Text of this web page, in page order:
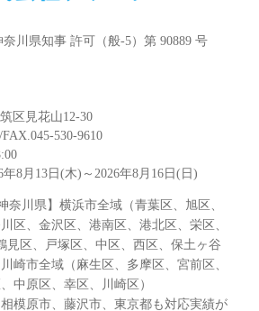
川県知事 許可（般-5）第 90889 号
区見花山12-30
530-9610
8月13日(木)～2026年8月16日(日)
奈川県】横浜市全域（青葉区、旭区、
区、金沢区、港南区、港北区、栄区、
見区、戸塚区、中区、西区、保土ヶ谷
崎市全域（麻生区、多摩区、宮前区、
中原区、幸区、川崎区）
模原市、藤沢市、東京都も対応実績が